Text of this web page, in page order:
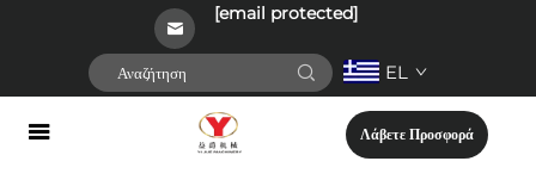
[email protected]
EL
Λάβετε Προσφορά